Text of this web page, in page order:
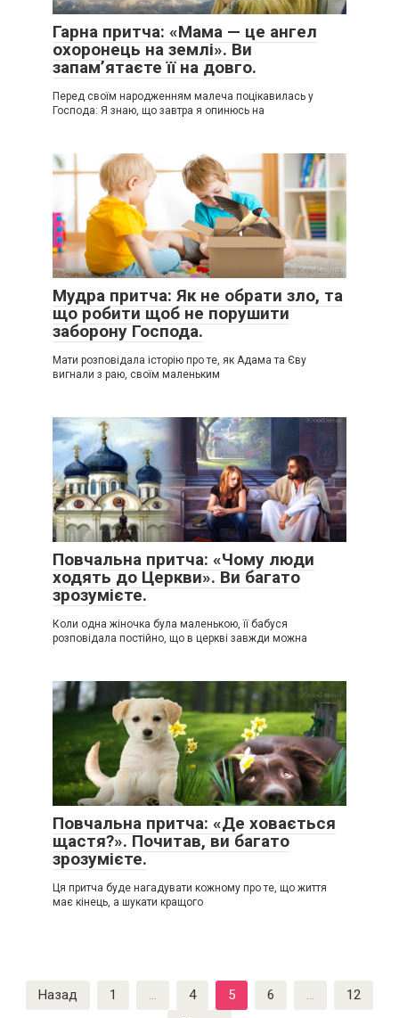
Гарна притча: «Мама — це ангел
охоронець на землі». Ви
запам’ятаєте її на довго.
Перед своїм народженням малеча поцікавилась у
Господа: Я знаю, що завтра я опинюсь на
Мудра притча: Як не обрати зло, та
що робити щоб не порушити
заборону Господа.
Мати розповідала історію про те, як Адама та Єву
вигнали з раю, своїм маленьким
Повчальна притча: «Чому люди
ходять до Церкви». Ви багато
зрозумієте.
Коли одна жіночка була маленькою, її бабуся
розповідала постійно, що в церкві завжди можна
Повчальна притча: «Де ховається
щастя?». Почитав, ви багато
зрозумієте.
Ця притча буде нагадувати кожному про те, що життя
має кінець, а шукати кращого
Пагинация
записей
Назад 1 … 4 5 6 …
12